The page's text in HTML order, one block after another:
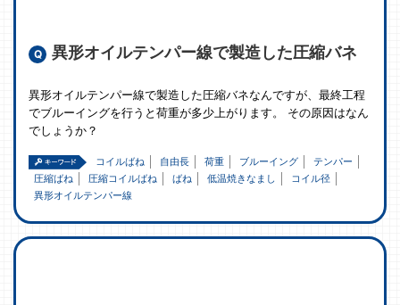
異形オイルテンパー線で製造した圧縮バネ
異形オイルテンパー線で製造した圧縮バネなんですが、最終工程
でブルーイングを行うと荷重が多少上がります。 その原因はなん
でしょうか？
コイルばね 自由長 荷重 ブルーイング
テンパー
圧縮ばね
圧縮コイルばね ばね 低温焼きなまし
コイル径
異形オイルテンパー線